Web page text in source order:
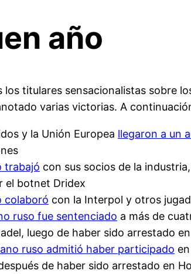
año
los titulares sensacionalistas sobre
varias victorias. A
y la Unión Europea llegaron a un
trabajó con sus socios de la
el botnet Dridex
colaboró con la Interpol y otros
ruso fue sentenciado a más de
luego de haber sido arrestado
ruso admitió haber participado
de haber sido arrestado en